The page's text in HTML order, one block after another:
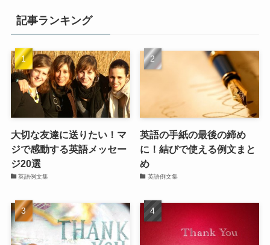
記事ランキング
大切な友達に送りたい！マ
ジで感動する英語メッセー
ジ20選
英語例文集
英語の手紙の最後の締め
に！結びで使える例文まと
め
英語例文集